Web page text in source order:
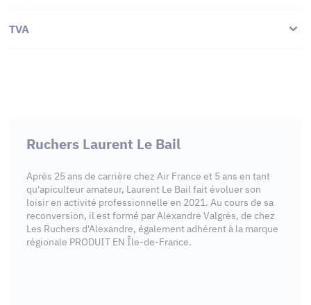
TVA
Ruchers Laurent Le Bail
Après 25 ans de carrière chez Air France et 5 ans en tant
qu'apiculteur amateur, Laurent Le Bail fait évoluer son
loisir en activité professionnelle en 2021. Au cours de sa
reconversion, il est formé par Alexandre Valgrès, de chez
Les Ruchers d'Alexandre, également adhérent à la marque
régionale PRODUIT EN Île-de-France.